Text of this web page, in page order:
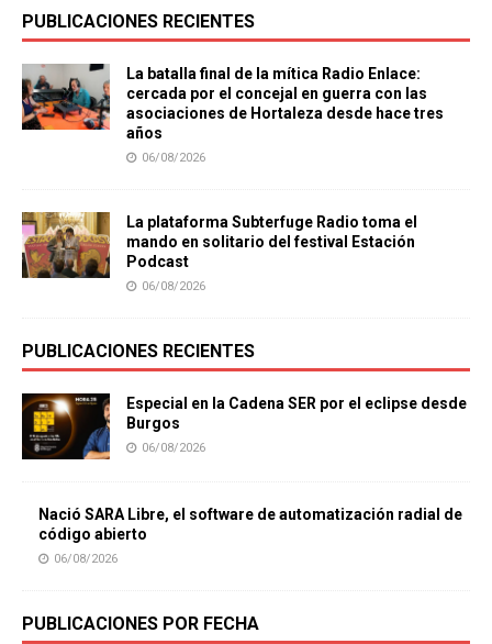
PUBLICACIONES RECIENTES
La batalla final de la mítica Radio Enlace:
cercada por el concejal en guerra con las
asociaciones de Hortaleza desde hace tres
años
06/08/2026
La plataforma Subterfuge Radio toma el
mando en solitario del festival Estación
Podcast
06/08/2026
PUBLICACIONES RECIENTES
Especial en la Cadena SER por el eclipse desde
Burgos
06/08/2026
Nació SARA Libre, el software de automatización radial de
código abierto
06/08/2026
PUBLICACIONES POR FECHA